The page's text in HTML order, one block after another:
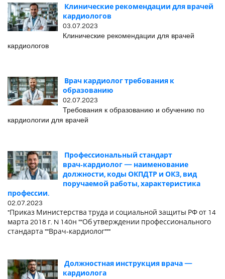
Клинические рекомендации для врачей
кардиологов
03.07.2023
Клинические рекомендации для врачей
кардиологов
Врач кардиолог требования к
образованию
02.07.2023
Требования к образованию и обучению по
кардиологии для врачей
Профессиональный стандарт
врач‑кардиолог — наименование
должности, коды ОКПДТР и ОКЗ, вид
поручаемой работы, характеристика
профессии.
02.07.2023
"Приказ Министерства труда и социальной защиты РФ от 14
марта 2018 г. N 140н ""Об утверждении профессионального
стандарта ""Врач‑кардиолог"""
Должностная инструкция врача —
кардиолога